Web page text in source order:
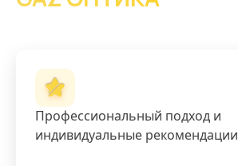
Профессиональный подход и
индивидуальные рекомендации